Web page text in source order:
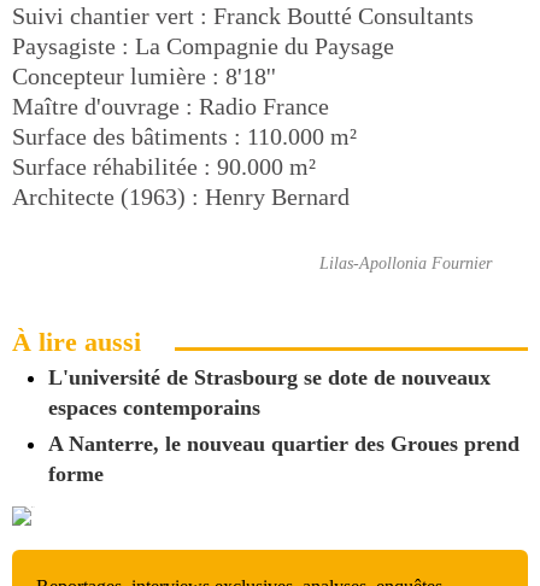
Suivi chantier vert : Franck Boutté Consultants
Paysagiste : La Compagnie du Paysage
Concepteur lumière : 8'18''
Maître d'ouvrage : Radio France
Surface des bâtiments : 110.000 m²
Surface réhabilitée : 90.000 m²
Architecte (1963) : Henry Bernard
Lilas-Apollonia Fournier
À lire aussi
L'université de Strasbourg se dote de nouveaux
espaces contemporains
A Nanterre, le nouveau quartier des Groues prend
forme